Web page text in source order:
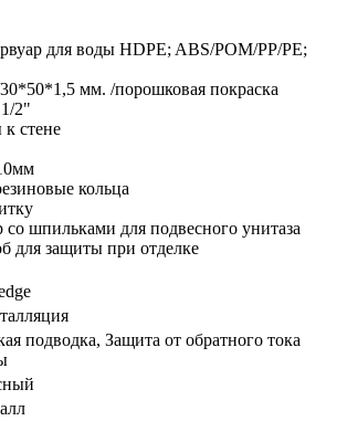
для воды HDPE; ABS/POM/PP/PE;
мм. /порошковая покраска
2"
стене
кольца
шпильками для подвесного унитаза
для защиты при отделке
подводка, Защита от обратного тока